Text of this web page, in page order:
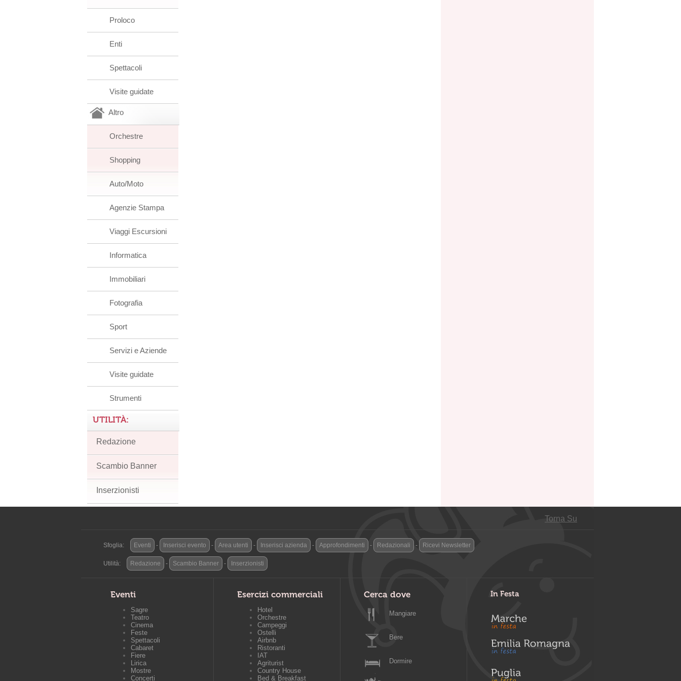
Proloco
Enti
Spettacoli
Visite guidate
Altro
Orchestre
Shopping
Auto/Moto
Agenzie Stampa
Viaggi Escursioni
Informatica
Immobiliari
Fotografia
Sport
Servizi e Aziende
Visite guidate
Strumenti
UTILITÀ:
Redazione
Scambio Banner
Inserzionisti
Torna Su
Sfoglia: Eventi - Inserisci evento - Area utenti - Inserisci azienda - Approfondimenti - Redazionali - Ricevi Newsletter
Utilità: Redazione - Scambio Banner - Inserzionisti
Eventi
Sagre
Teatro
Cinema
Feste
Spettacoli
Cabaret
Fiere
Lirica
Mostre
Concerti
Esercizi commerciali
Hotel
Orchestre
Campeggi
Ostelli
Airbnb
Ristoranti
IAT
Agriturist
Country House
Bed & Breakfast
Cerca dove
Mangiare
Bere
Dormire
In Festa